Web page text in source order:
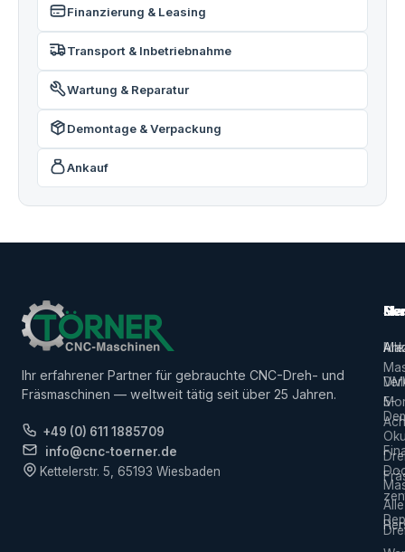
Finanzierung & Leasing
Transport & Inbetriebnahme
Wartung & Reparatur
Demontage & Verpackung
Ankauf
Ihr erfahrener Partner für gebrauchte CNC-Dreh- und
Fräsmaschinen — weltweit tätig seit über 25 Jahren.
+49 (0) 611 1885709
info@cnc-toerner.de
Kettelerstr. 5, 65193 Wiesbaden
Alle
5-
Alle